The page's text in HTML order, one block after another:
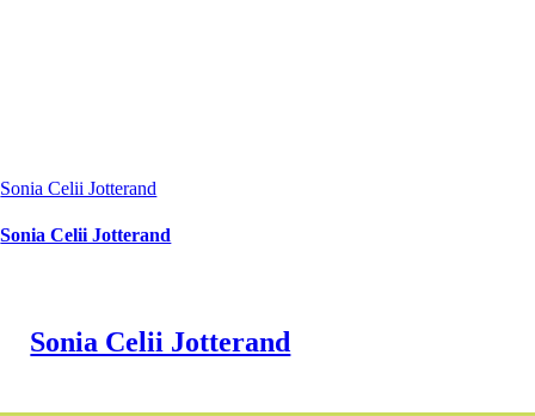
Sonia Celii Jotterand
Sonia Celii Jotterand
Sonia Celii Jotterand